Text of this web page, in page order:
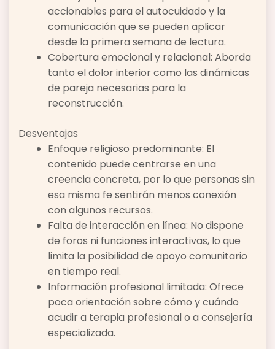
accionables para el autocuidado y la
comunicación que se pueden aplicar
desde la primera semana de lectura.
Cobertura emocional y relacional: Aborda
tanto el dolor interior como las dinámicas
de pareja necesarias para la
reconstrucción.
Desventajas
Enfoque religioso predominante: El
contenido puede centrarse en una
creencia concreta, por lo que personas sin
esa misma fe sentirán menos conexión
con algunos recursos.
Falta de interacción en línea: No dispone
de foros ni funciones interactivas, lo que
limita la posibilidad de apoyo comunitario
en tiempo real.
Información profesional limitada: Ofrece
poca orientación sobre cómo y cuándo
acudir a terapia profesional o a consejería
especializada.